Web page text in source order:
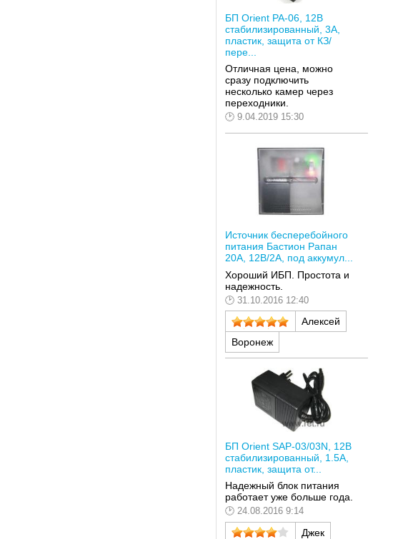
БП Orient PA-06, 12В
стабилизированный, 3А,
пластик, защита от КЗ/
пере...
Отличная цена, можно
сразу подключить
несколько камер через
переходники.
9.04.2019 15:30
Источник бесперебойного
питания Бастион Рапан
20А, 12В/2А, под аккумул...
Хороший ИБП. Простота и
надежность.
31.10.2016 12:40
Алексей
Воронеж
БП Orient SAP-03/03N, 12В
стабилизированный, 1.5А,
пластик, защита от...
Надежный блок питания
работает уже больше года.
24.08.2016 9:14
Джек